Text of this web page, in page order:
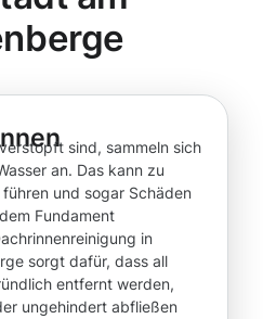
sind, sammeln sich
an. Das kann zu
und sogar Schäden
Fundament
in
sorgt dafür, dass all
entfernt werden,
ungehindert abfließen